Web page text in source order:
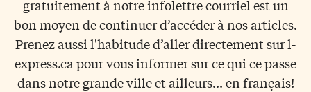
gratuitement à notre infolettre courriel est un
bon moyen de continuer d’accéder à nos articles.
Prenez aussi l'habitude d’aller directement sur l-
express.ca pour vous informer sur ce qui ce passe
dans notre grande ville et ailleurs... en français!